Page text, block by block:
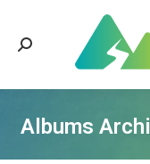
Cerca:
Albums